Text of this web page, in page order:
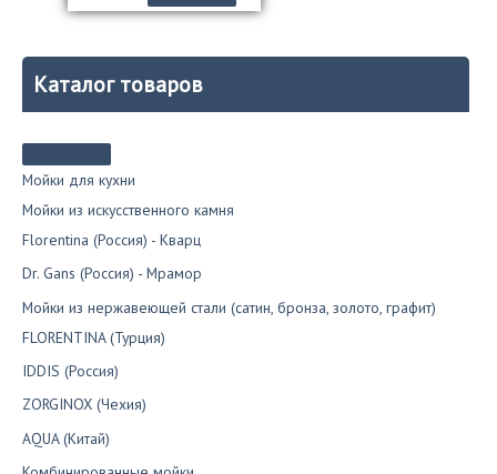
Каталог товаров
Мойки для кухни
Мойки из искусственного камня
Florentina (Россия) - Кварц
Dr. Gans (Россия) - Мрамор
Мойки из нержавеющей стали (сатин, бронза, золото, графит)
FLORENTINA (Турция)
IDDIS (Россия)
ZORGINOX (Чехия)
AQUA (Китай)